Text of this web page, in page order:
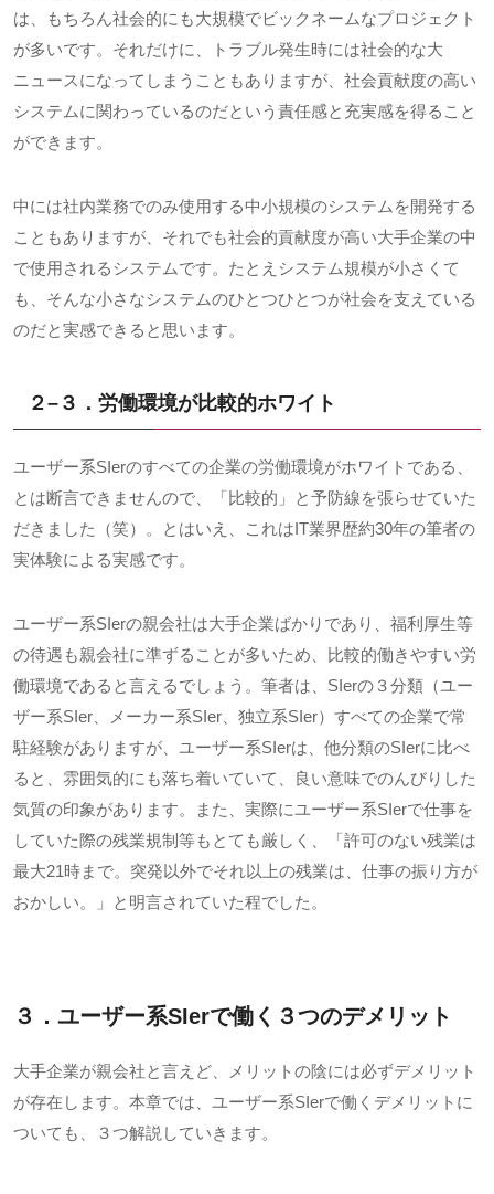
は、もちろん社会的にも大規模でビックネームなプロジェクト
が多いです。それだけに、トラブル発生時には社会的な大
ニュースになってしまうこともありますが、社会貢献度の高い
システムに関わっているのだという責任感と充実感を得ること
ができます。
中には社内業務でのみ使用する中小規模のシステムを開発する
こともありますが、それでも社会的貢献度が高い大手企業の中
で使用されるシステムです。たとえシステム規模が小さくて
も、そんな小さなシステムのひとつひとつが社会を支えている
のだと実感できると思います。
２– ３．労働環境が比較的ホワイト
ユーザー系SIerのすべての企業の労働環境がホワイトである、
とは断言できませんので、「比較的」と予防線を張らせていた
だきました（笑）。とはいえ、これはIT業界歴約30年の筆者の
実体験による実感です。
ユーザー系SIerの親会社は大手企業ばかりであり、福利厚生等
の待遇も親会社に準ずることが多いため、比較的働きやすい労
働環境であると言えるでしょう。筆者は、 SIerの３分類（ユー
ザー系SIer 、メーカー系SIer 、独立系SIer）すべての企業で常
駐経験がありますが、ユーザー系SIerは、他分類のSIerに比べ
ると、雰囲気的にも落ち着いていて、良い意味でのんびりした
気質の印象があります。また、実際にユーザー系SIerで仕事を
していた際の残業規制等もとても厳しく、「許可のない残業は
最大21時まで。突発以外でそれ以上の残業は、仕事の振り方が
おかしい。」と明言されていた程でした。
３．ユーザー系SIerで働く３つのデメリット
大手企業が親会社と言えど、メリットの陰には必ずデメリット
が存在します。本章では、ユーザー系SIerで働くデメリットに
ついても、３つ解説していきます。